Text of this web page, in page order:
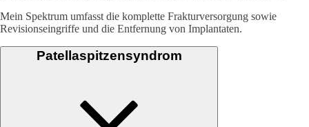
Mein Spektrum umfasst die komplette Frakturversorgung sowie
Revisionseingriffe und die Entfernung von Implantaten.
Patellaspitzensyndrom